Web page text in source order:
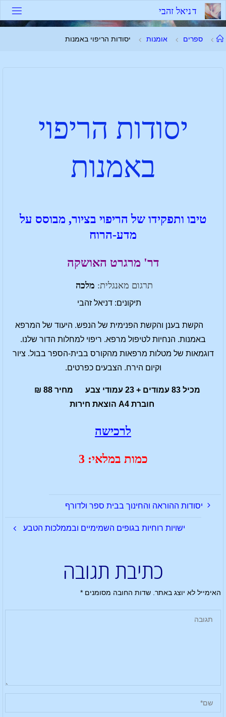
דניאל זהבי
ספרים אומנות יסודות הריפוי באמנות
יסודות הריפוי
באמנות
טיבו ותפקידו של הריפוי בציור, מבוסס על
מדע-הרוח
דר' מרגרט האושקה
תרגום מאנגלית: מלכה
תיקונים: דניאל זהבי
הקשת בענן והקשת הפנימית של הנפש. היעוד של המרפא
באמנות. הנחיות לטיפול מרפא. ריפוי למחלות הדור שלנו.
דוגמאות של מטלות מרפאות מהקורס בבית-הספר בבול. ציור
וקיום הירח. הצבעים כפרטים.
מכיל 83 עמודים + 23 עמודי צבע מחיר 88 ₪
חוברת A4 הוצאת חירות
לרכישה
כמות במלאי: 3
יסודות ההוראה והחינוך בבית ספר ולדורף
ישויות רוחיות בגופים השמימיים ובממלכות הטבע
כתיבת תגובה
האימייל לא יוצג באתר. שדות החובה מסומנים*